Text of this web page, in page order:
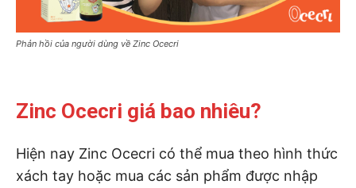
Phản hồi của người dùng về Zinc Ocecri
Zinc Ocecri giá bao nhiêu?
Hiện nay Zinc Ocecri có thể mua theo hình thức
xách tay hoặc mua các sản phẩm được nhập